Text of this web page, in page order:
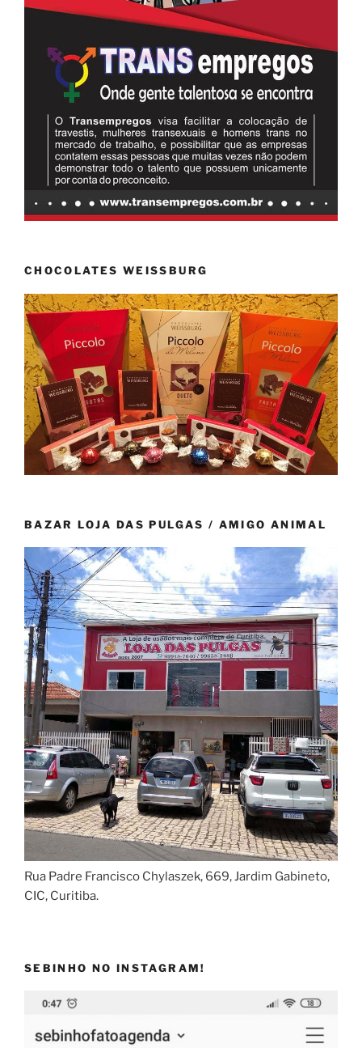
CHOCOLATES WEISSBURG
BAZAR LOJA DAS PULGAS / AMIGO ANIMAL
Rua Padre Francisco Chylaszek, 669, Jardim Gabineto,
CIC, Curitiba.
SEBINHO NO INSTAGRAM!